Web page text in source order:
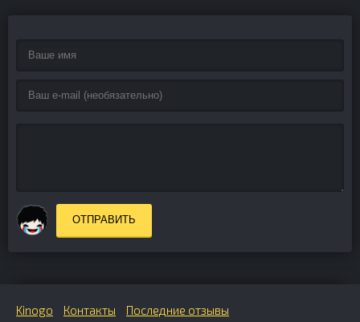
ОТПРАВИТЬ
Kinogo Контакты Последние отзывы